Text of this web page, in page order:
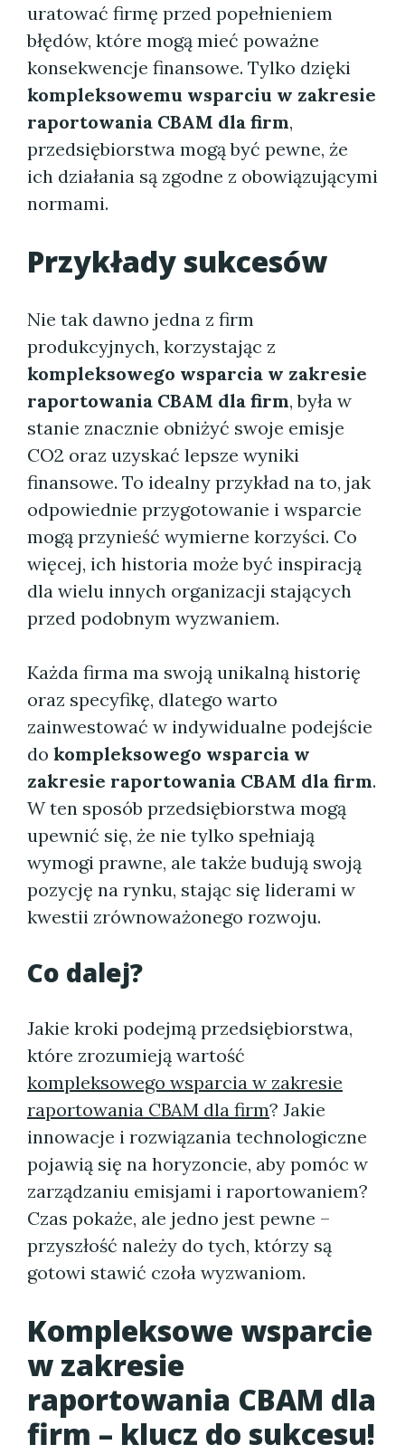
uratować firmę przed popełnieniem
błędów, które mogą mieć poważne
konsekwencje finansowe. Tylko dzięki
kompleksowemu wsparciu w zakresie
raportowania CBAM dla firm,
przedsiębiorstwa mogą być pewne, że
ich działania są zgodne z obowiązującymi
normami.
Przykłady sukcesów
Nie tak dawno jedna z firm
produkcyjnych, korzystając z
kompleksowego wsparcia w zakresie
raportowania CBAM dla firm, była w
stanie znacznie obniżyć swoje emisje
CO2 oraz uzyskać lepsze wyniki
finansowe. To idealny przykład na to, jak
odpowiednie przygotowanie i wsparcie
mogą przynieść wymierne korzyści. Co
więcej, ich historia może być inspiracją
dla wielu innych organizacji stających
przed podobnym wyzwaniem.
Każda firma ma swoją unikalną historię
oraz specyfikę, dlatego warto
zainwestować w indywidualne podejście
do kompleksowego wsparcia w
zakresie raportowania CBAM dla firm.
W ten sposób przedsiębiorstwa mogą
upewnić się, że nie tylko spełniają
wymogi prawne, ale także budują swoją
pozycję na rynku, stając się liderami w
kwestii zrównoważonego rozwoju.
Co dalej?
Jakie kroki podejmą przedsiębiorstwa,
które zrozumieją wartość
kompleksowego wsparcia w zakresie
raportowania CBAM dla firm? Jakie
innowacje i rozwiązania technologiczne
pojawią się na horyzoncie, aby pomóc w
zarządzaniu emisjami i raportowaniem?
Czas pokaże, ale jedno jest pewne –
przyszłość należy do tych, którzy są
gotowi stawić czoła wyzwaniom.
Kompleksowe wsparcie
w zakresie
raportowania CBAM dla
firm – klucz do sukcesu!